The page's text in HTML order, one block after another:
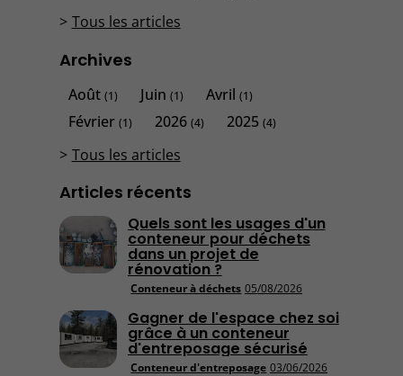
Tous les articles
Archives
Août (1) Juin(1) Avril(1)
Février (1) 2026(4) 2025(4)
Tous les articles
Articles récents
Conteneur à déchets 05/08/2026
Quels sont les usages d'un
conteneur pour déchets
dans un projet de
rénovation ?
Conteneur d'entreposage 03/06/2026
Gagner de l'espace chez soi
grâce à un conteneur
d'entreposage sécurisé